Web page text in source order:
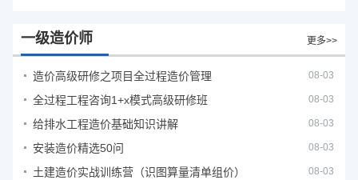
一级造价师 更多>>
造价高级研修之项目全过程造价管理 08-03
全过程工程咨询1+x模式高级研修班 08-03
给排水工程造价基础知识讲解 08-03
安装造价精选50问 08-03
土建造价实战训练营（识图算量清单组价） 08-03